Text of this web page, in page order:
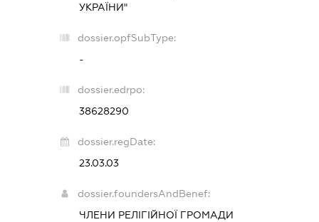
УКРАЇНИ"
dossier.opfSubType:
-
dossier.edrpo:
38628290
dossier.regDate:
23.03.03
dossier.foundersAndBenef:
ЧЛЕНИ РЕЛІГІЙНОЇ ГРОМАДИ